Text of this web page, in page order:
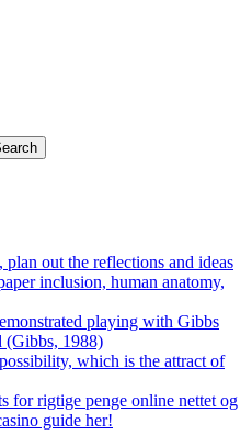
out the reflections and ideas
inclusion, human anatomy,
playing with Gibbs
(Gibbs, 1988)
which is the attract of
for rigtige penge online nettet og
guide her!